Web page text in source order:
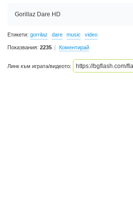
Gorillaz Dare HD
Етикети: gorrilaz dare music video
Показвания: 2235 Коментирай
Линк към играта/видеото: